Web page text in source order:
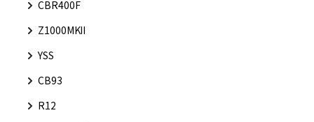
CBR400F
Z1000MKⅡ
YSS
CB93
R12